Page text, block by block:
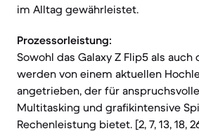
im Alltag gewährleistet.
Prozessorleistung:
Sowohl das Galaxy Z Flip5 als auch
werden von einem aktuellen
angetrieben, der für
Multitasking und grafikintensive
Rechenleistung bietet. [2, 7, 13, 18,